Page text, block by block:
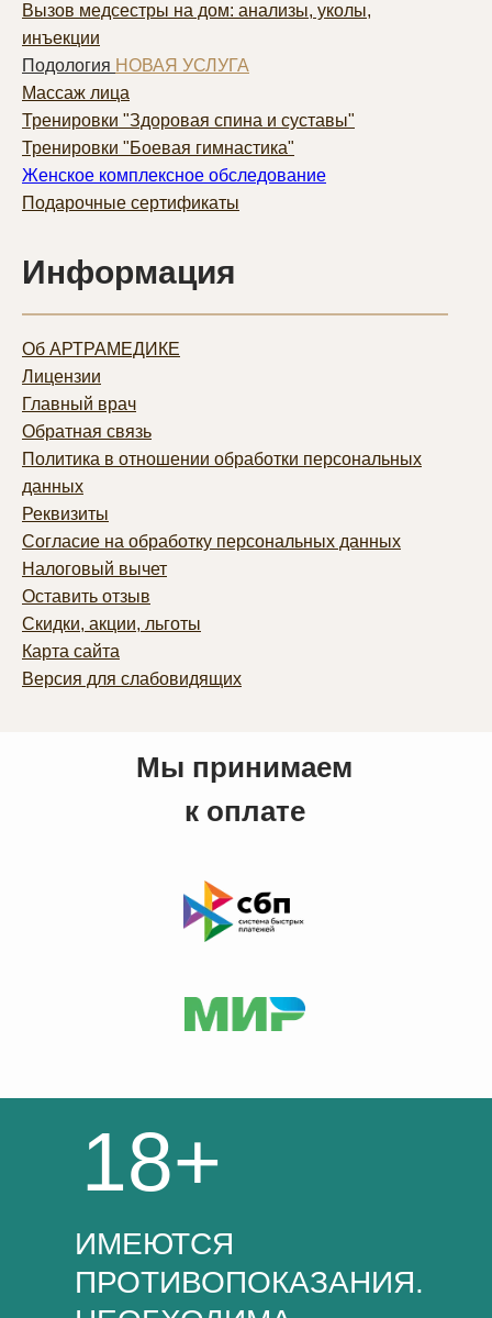
Вызов медсестры на дом: анализы, уколы,
инъекции
Подология НОВАЯ УСЛУГА
Массаж лица
Тренировки "Здоровая спина и суставы"
Тренировки "Боевая гимнастика"
Женское комплексное обследование
Подарочные сертификаты
Информация
Об АРТРАМЕДИКЕ
Лицензии
Главный врач
Обратная связь
Политика в отношении обработки персональных
данных
Реквизиты
Согласие на обработку персональных данных
Налоговый вычет
Оставить отзыв
Скидки, акции, льготы
Карта сайта
Версия для слабовидящих
Мы принимаем
к оплате
ИМЕЮТСЯ
ПРОТИВОПОКАЗАНИЯ.
18+